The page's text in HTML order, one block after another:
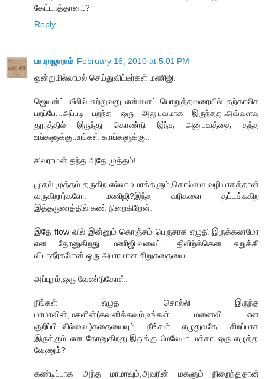
கேட்டாத்தான..?
Reply
பா.ராஜாராம் February 16, 2010 at 5:01 PM
ஒன்றுமில்லாமல் செய்துவிட்டீர்கள் மணிஜி.
ஜெயன்ட் வீலில் சுற்றுவது என்னைப் பொறுத்தவரையில் தற்காலிக
பறப்பே...அப்படி பறந்த ஒரு அனுபவமாக இருந்தது.அவ்வளவு
தூரத்தில் இருந்து கொண்டு இந்த அனுபவத்தை தந்த
உங்களுக்கு..உங்கள் கரங்களுக்கு..
சிவராமன் தந்த அதே முத்தம்!
முதல் முத்தம் தருகிற எல்லா உமாக்களும்,கொல்லை வழியாகத்தான்
வருகிறார்களோ மணிஜி?இந்த வரிகளை தட்டச்சுகிற
இத்தருணத்தில் கண் நிறைகிறேன்.
இதே flow வில் இன்னும் கொஞ்சம் பெருசாக எழுதி இருக்கலாமோ
என தோனுகிறது மணிஜி.வலைப் பதிவிற்க்கென சுறுக்கி
விடாதீர்களேன் ஒரு அபாரமான சிறுகதையை.
அப்புறம்,ஒரு வேண்டுகோள்.
நீங்கள் எழுத சொல்லி இருந்த
மாமாவின்,மகளின்(கவனிக்கவும்,உங்கள் மனைவி என
குறிப்பிடவில்லை.)கதையையும் நீங்கள் எழுதுவதே சிறப்பாக
இருக்கும் என தோனுகிறது.இதுக்கு மேலேயா மக்கா ஒரு எழுத்து
வேணும்?
கண்டிப்பாக அந்த மாமாவும்,அவரின் மகளும் நிறைந்துதான்